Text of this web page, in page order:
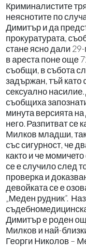
Криминалистите
неяснотите по
Димитър и да
прокуратурата,
стане ясно дали
в ареста поне още
съобщи, в събота
задържан, тъй като
сексуално
съобщиха
минута версията
него. Разпитват се
Милков младши,
със сигурност, че
както и че
се е случило след
проверка и
девойката се е
„Меден рудник”.
Димитър е роден
Милков и най-
Георги Николов –